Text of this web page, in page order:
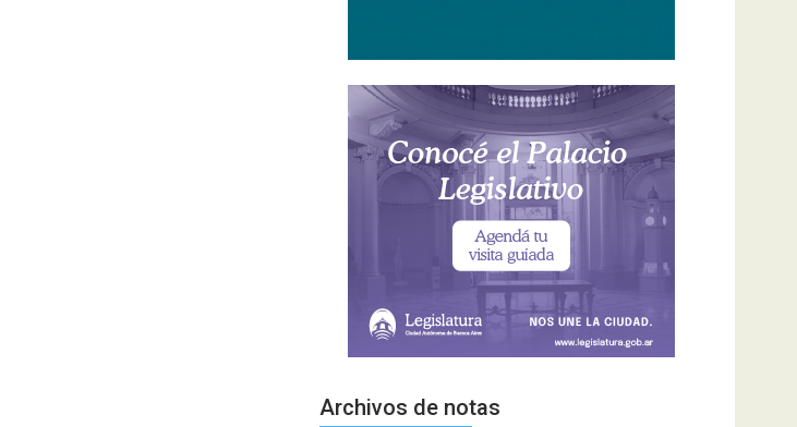
Archivos de notas